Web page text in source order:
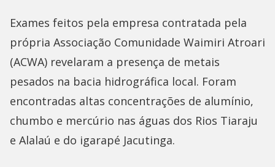
Exames feitos pela empresa contratada pela
própria Associação Comunidade Waimiri Atroari
(ACWA) revelaram a presença de metais
pesados na bacia hidrográfica local. Foram
encontradas altas concentrações de alumínio,
chumbo e mercúrio nas águas dos Rios Tiaraju
e Alalaú e do igarapé Jacutinga.